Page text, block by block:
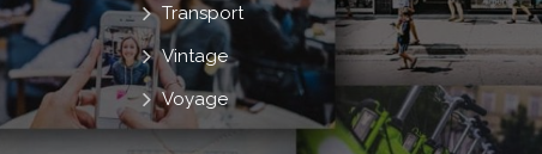
Transport
Vintage
Voyage